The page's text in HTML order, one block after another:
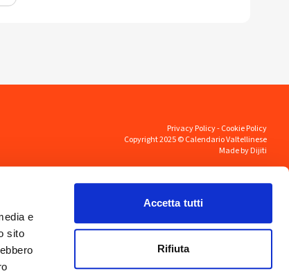
e
sito
Accetta tutti
Rifiuta
Privacy Policy-Cookie Policy
Copyright 2025 © Calendario Valtellinese
Made by Dijiti